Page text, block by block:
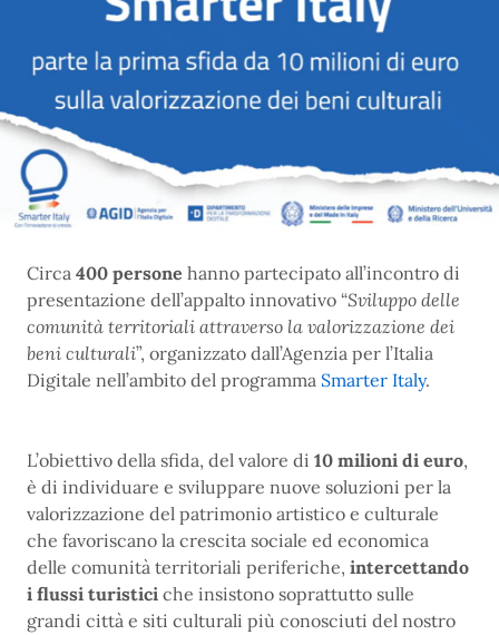
Circa 400 persone hanno partecipato all’incontro di
presentazione dell’appalto innovativo “Sviluppo delle
comunità territoriali attraverso la valorizzazione dei
beni culturali”, organizzato dall’Agenzia per l’Italia
Digitale nell’ambito del programma Smarter Italy.
L’obiettivo della sfida, del valore di 10 milioni di euro,
è di individuare e sviluppare nuove soluzioni per la
valorizzazione del patrimonio artistico e culturale
che favoriscano la crescita sociale ed economica
delle comunità territoriali periferiche, intercettando
i flussi turistici che insistono soprattutto sulle
grandi città e siti culturali più conosciuti del nostro